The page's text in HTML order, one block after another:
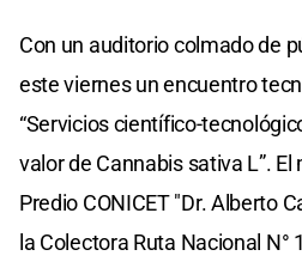
Con un auditorio colmado de
este viernes un encuentro
“Servicios científico-
valor de Cannabis sativa L”.
Predio CONICET "Dr. Alberto
la Colectora Ruta Nacional N°